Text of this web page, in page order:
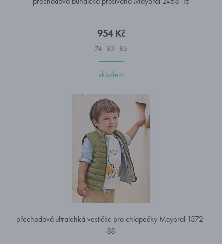
954 Kč
74 80 86
skladem
přechodová ultralehká vestička pro chlapečky Mayoral 1372-
88